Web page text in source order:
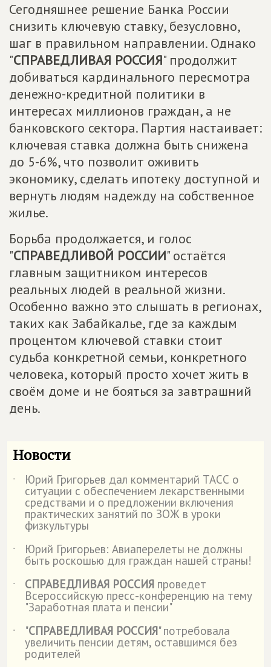
Сегодняшнее решение Банка России
снизить ключевую ставку, безусловно,
шаг в правильном направлении. Однако
"СПРАВЕДЛИВАЯ РОССИЯ" продолжит
добиваться кардинального пересмотра
денежно-кредитной политики в
интересах миллионов граждан, а не
банковского сектора. Партия настаивает:
ключевая ставка должна быть снижена
до 5-6%, что позволит оживить
экономику, сделать ипотеку доступной и
вернуть людям надежду на собственное
жилье.
Борьба продолжается, и голос
"СПРАВЕДЛИВОЙ РОССИИ" остаётся
главным защитником интересов
реальных людей в реальной жизни.
Особенно важно это слышать в регионах,
таких как Забайкалье, где за каждым
процентом ключевой ставки стоит
судьба конкретной семьи, конкретного
человека, который просто хочет жить в
своём доме и не бояться за завтрашний
день.
Новости
˙ Юрий Григорьев дал комментарий ТАСС о
ситуации с обеспечением лекарственными
средствами и о предложении включения
практических занятий по ЗОЖ в уроки
физкультуры
˙
Юрий Григорьев: Авиаперелеты не должны
быть роскошью для граждан нашей страны!
˙
СПРАВЕДЛИВАЯ РОССИЯ проведет
Всероссийскую пресс-конференцию на тему
"Заработная плата и пенсии"
˙
"СПРАВЕДЛИВАЯ РОССИЯ" потребовала
увеличить пенсии детям, оставшимся без
родителей